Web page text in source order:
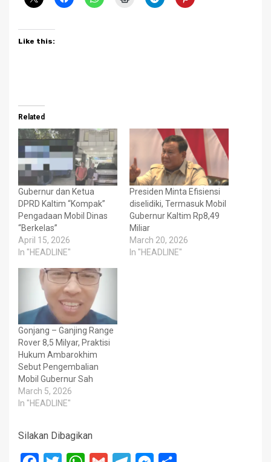
Like this:
Related
Gubernur dan Ketua
DPRD Kaltim “Kompak”
Pengadaan Mobil Dinas
“Berkelas”
April 15, 2026
In "HEADLINE"
Presiden Minta Efisiensi
diselidiki, Termasuk Mobil
Gubernur Kaltim Rp8,49
Miliar
March 20, 2026
In "HEADLINE"
Gonjang – Ganjing Range
Rover 8,5 Milyar, Praktisi
Hukum Ambarokhim
Sebut Pengembalian
Mobil Gubernur Sah
March 5, 2026
In "HEADLINE"
Silakan Dibagikan